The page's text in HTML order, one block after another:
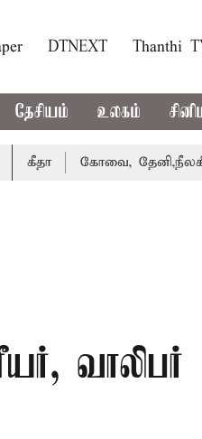
DTNEXT Thanthi
தேசியம் உலகம்
கோவை, தேனி,நீலகிரி